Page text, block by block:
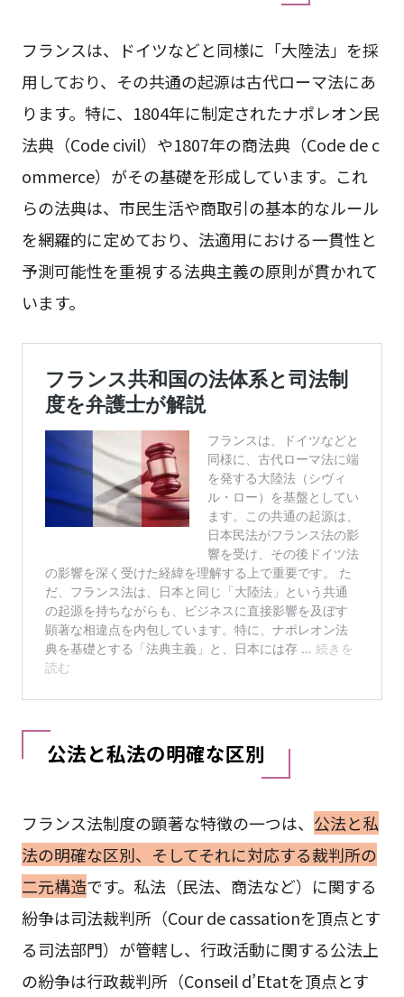
フランスは、ドイツなどと同様に「大陸法」を採
用しており、その共通の起源は古代ローマ法にあ
ります。特に、1804年に制定されたナポレオン民
法典（Code civil）や1807年の商法典（Code de c
ommerce）がその基礎を形成しています。これ
らの法典は、市民生活や商取引の基本的なルール
を網羅的に定めており、法適用における一貫性と
予測可能性を重視する法典主義の原則が貫かれて
います。
公法と私法の明確な区別
フランス法制度の顕著な特徴の一つは、 公法と私
法の明確な区別、そしてそれに対応する裁判所の
二元構造です。私法（民法、商法など）に関する
紛争は司法裁判所（Cour de cassationを頂点とす
る司法部門）が管轄し、行政活動に関する公法上
の紛争は行政裁判所（Conseil d’Etatを頂点とす